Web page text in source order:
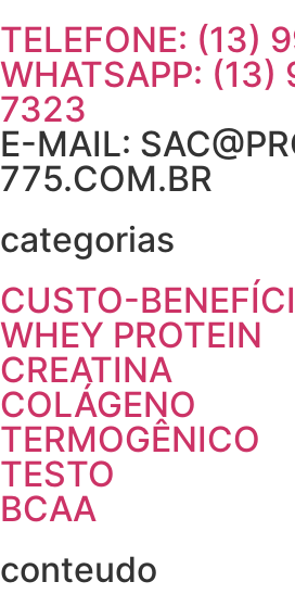
TELEFONE: (13)
WHATSAPP:
7323
E-MAIL:
775.COM.BR
categorias
CUSTO-
WHEY PROTEIN
CREATINA
COLÁGENO
TERMOGÊNICO
TESTO
BCAA
conteudo